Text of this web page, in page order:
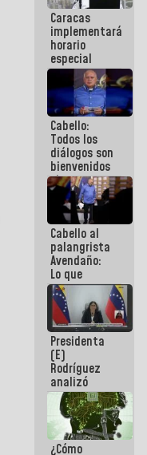
que haces
es
embarrarla
Caracas
implementará
horario
especial
para
adaptarse
al plan de
ahorro
energético
Cabello:
Todos los
diálogos son
bienvenidos
siempre que
estén en el
marco de la
Constitución
de la
República
Cabello al
palangrista
Avendaño:
Lo que
vayas a
escribir
hazlo hoy
por que no
sabemos si
la semana
que viene
hay
programa
Presidenta
(E)
Rodríguez
analizó
junto a
gobernadores
planes de
recuperación
del Sistema
¿Cómo